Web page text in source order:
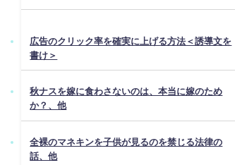
広告のクリック率を確実に上げる方法＜誘導文を
書け＞
秋ナスを嫁に食わさないのは、本当に嫁のため
か？、他
全裸のマネキンを子供が見るのを禁じる法律の
話、他